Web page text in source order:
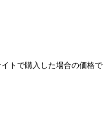
トで購入した場合の価格で